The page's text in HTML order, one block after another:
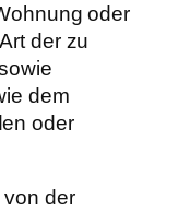
oder
der zu
dem
oder
der